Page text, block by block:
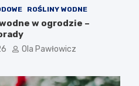
ROŚLINY WODNE
w ogrodzie –
Ola Pawłowicz